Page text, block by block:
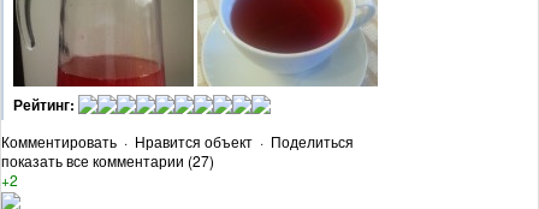
Рейтинг:
Комментировать · Нравится объект · Поделиться
показать все комментарии (27)
+2